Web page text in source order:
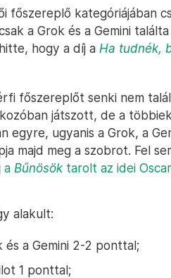
főszereplő kategóriájában
a Grok és a Gemini
hogy a díj a Ha tudnék,
főszereplőt senki nem
játszott, de a
egyre, ugyanis a Grok, a
majd meg a szobrot. Fel
a Bűnösök tarolt az idei
alakult:
és a Gemini 2-2 ponttal;
1 ponttal;